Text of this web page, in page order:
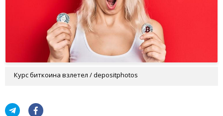
Курс биткоина взлетел / depositphotos